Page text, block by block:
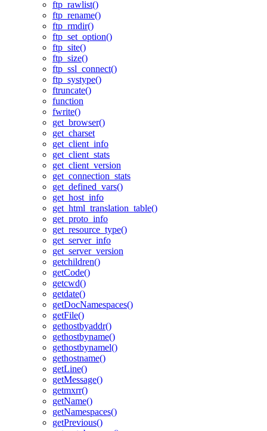
ftp_rawlist()
ftp_rename()
ftp_rmdir()
ftp_set_option()
ftp_site()
ftp_size()
ftp_ssl_connect()
ftp_systype()
ftruncate()
function
fwrite()
get_browser()
get_charset
get_client_info
get_client_stats
get_client_version
get_connection_stats
get_defined_vars()
get_host_info
get_html_translation_table()
get_proto_info
get_resource_type()
get_server_info
get_server_version
getchildren()
getCode()
getcwd()
getdate()
getDocNamespaces()
getFile()
gethostbyaddr()
gethostbyname()
gethostbynamel()
gethostname()
getLine()
getMessage()
getmxrr()
getName()
getNamespaces()
getPrevious()